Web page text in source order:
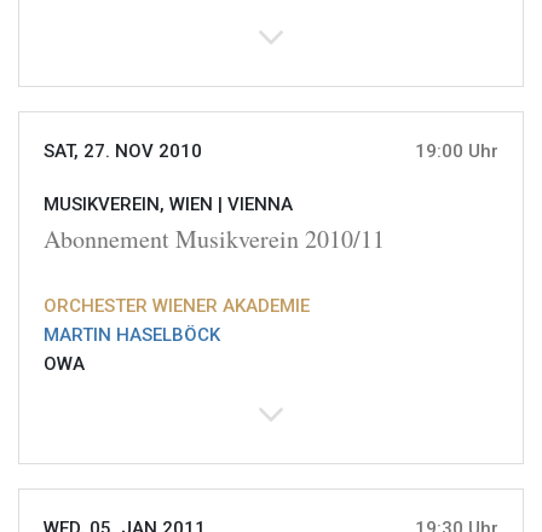
SAT, 27. NOV 2010 19:00 Uhr
MUSIKVEREIN, WIEN | VIENNA
Abonnement Musikverein 2010/11
ORCHESTER WIENER AKADEMIE
MARTIN HASELBÖCK
OWA